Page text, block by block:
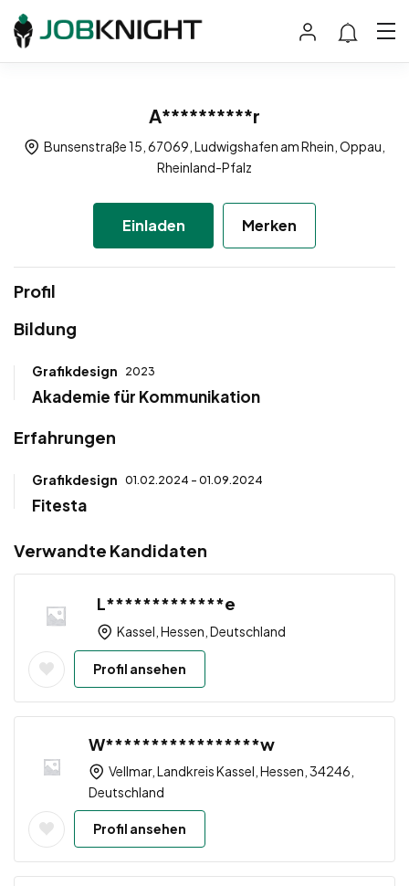
A**********r
Bunsenstraße 15, 67069, Ludwigshafen am Rhein, Oppau,
Rheinland-Pfalz
Einladen Merken
Profil
Bildung
Grafikdesign 2023
Akademie für Kommunikation
Erfahrungen
Grafikdesign 01.02.2024 - 01.09.2024
Fitesta
Verwandte Kandidaten
L*************e
Kassel, Hessen, Deutschland
Profil ansehen
W*****************w
Vellmar, Landkreis Kassel, Hessen, 34246,
Deutschland
Profil ansehen